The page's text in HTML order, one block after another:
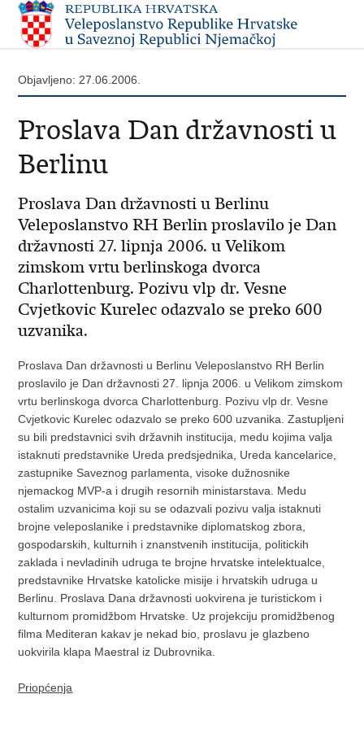
Objavljeno: 27.06.2006.
Proslava Dan državnosti u
Berlinu
Proslava Dan državnosti u Berlinu
Veleposlanstvo RH Berlin proslavilo je Dan
državnosti 27. lipnja 2006. u Velikom
zimskom vrtu berlinskoga dvorca
Charlottenburg. Pozivu vlp dr. Vesne
Cvjetkovic Kurelec odazvalo se preko 600
uzvanika.
Proslava Dan državnosti u Berlinu Veleposlanstvo RH Berlin
proslavilo je Dan državnosti 27. lipnja 2006. u Velikom zimskom
vrtu berlinskoga dvorca Charlottenburg. Pozivu vlp dr. Vesne
Cvjetkovic Kurelec odazvalo se preko 600 uzvanika. Zastupljeni
su bili predstavnici svih državnih institucija, medu kojima valja
istaknuti predstavnike Ureda predsjednika, Ureda kancelarice,
zastupnike Saveznog parlamenta, visoke dužnosnike
njemackog MVP-a i drugih resornih ministarstava. Medu
ostalim uzvanicima koji su se odazvali pozivu valja istaknuti
brojne veleposlanike i predstavnike diplomatskog zbora,
gospodarskih, kulturnih i znanstvenih institucija, politickih
zaklada i nevladinih udruga te brojne hrvatske intelektualce,
predstavnike Hrvatske katolicke misije i hrvatskih udruga u
Berlinu. Proslava Dana državnosti uokvirena je turistickom i
kulturnom promidžbom Hrvatske. Uz projekciju promidžbenog
filma Mediteran kakav je nekad bio, proslavu je glazbeno
uokvirila klapa Maestral iz Dubrovnika.
Priopćenja